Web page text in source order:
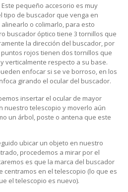
Este pequeño accesorio es muy
tipo de buscador que venga en
o colimarlo, para esto
buscador óptico tiene 3 tornillos que
la dirección del buscador, por
rojos tienen dos tornillos que
verticalmente respecto a su base.
enfocar si se ve borroso, en los
girando el ocular del buscador.
insertar el ocular de mayor
nuestro telescopio y moverlo aún
un árbol, poste o antena que este
ubicar un objeto en nuestro
procedemos a mirar por el
es que la marca del buscador
centramos en el telescopio (lo que es
el telescopio es nuevo).